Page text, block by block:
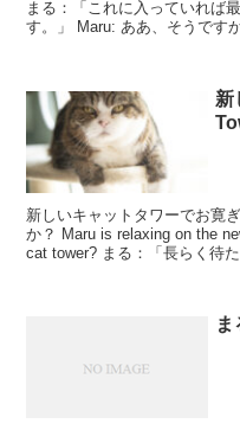
まる：「これに入っていれば
す。」 Maru: ああ、そ
新
新しいキャットタワーでお寛
か？ Maru is relaxing on the
cat tower? まる：「長らく待た
ま